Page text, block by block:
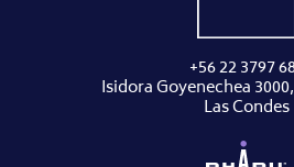
+56 22 3797
Isidora Goyenechea
Las Condes